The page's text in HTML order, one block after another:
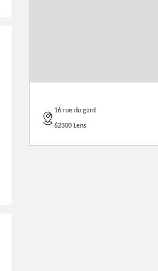
16 rue du gard
62300 Lens